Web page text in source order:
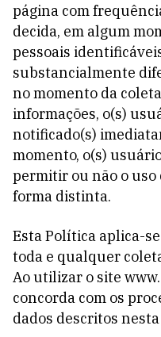
página com
decida, em algum
pessoais
substancialmente
no momento da
informações, o(s)
notificado(s)
momento, o(s)
permitir ou não o uso
forma distinta.
Esta Política aplica-
toda e qualquer
Ao utilizar o site
concorda com os
dados descritos